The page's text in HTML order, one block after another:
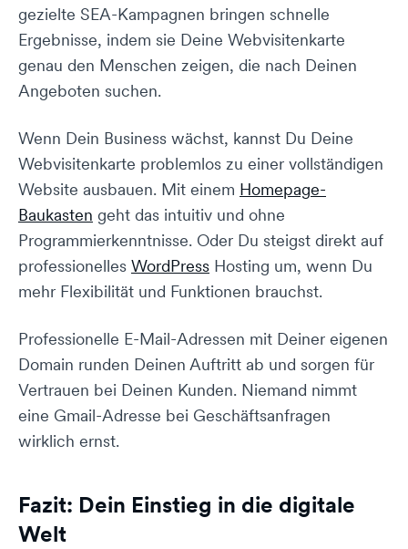
gezielte SEA-Kampagnen bringen schnelle
Ergebnisse, indem sie Deine Webvisitenkarte
genau den Menschen zeigen, die nach Deinen
Angeboten suchen.
Wenn Dein Business wächst, kannst Du Deine
Webvisitenkarte problemlos zu einer vollständigen
Website ausbauen. Mit einem Homepage-
Baukasten geht das intuitiv und ohne
Programmierkenntnisse. Oder Du steigst direkt auf
professionelles WordPress Hosting um, wenn Du
mehr Flexibilität und Funktionen brauchst.
Professionelle E-Mail-Adressen mit Deiner eigenen
Domain runden Deinen Auftritt ab und sorgen für
Vertrauen bei Deinen Kunden. Niemand nimmt
eine Gmail-Adresse bei Geschäftsanfragen
wirklich ernst.
Fazit: Dein Einstieg in die digitale
Welt